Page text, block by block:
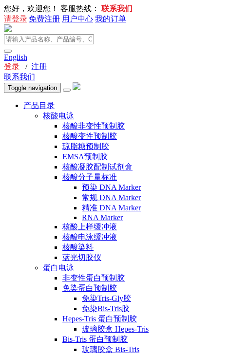
您好，欢迎您！ 客服热线： 联系我们
请登录|免费注册 用户中心 我的订单
English
登录 / 注册
联系我们
Toggle navigation
产品目录
核酸电泳
核酸非变性预制胶
核酸变性预制胶
琼脂糖预制胶
EMSA预制胶
核酸凝胶配制试剂盒
核酸分子量标准
预染 DNA Marker
常规 DNA Marker
精准 DNA Marker
RNA Marker
核酸上样缓冲液
核酸电泳缓冲液
核酸染料
蓝光切胶仪
蛋白电泳
非变性蛋白预制胶
免染蛋白预制胶
免染Tris-Gly胶
免染Bis-Tris胶
Hepes-Tris 蛋白预制胶
玻璃胶盒 Hepes-Tris
Bis-Tris 蛋白预制胶
玻璃胶盒 Bis-Tris